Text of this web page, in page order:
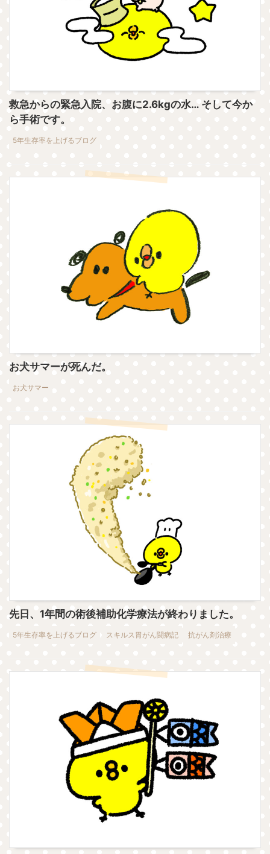
救急からの緊急入院、お腹に2.6kgの水… そして今か
ら手術です。
5年生存率を上げるブログ
お犬サマーが死んだ。
お犬サマー
先日、1年間の術後補助化学療法が終わりました。
5年生存率を上げるブログ スキルス胃がん闘病記 抗がん剤治療